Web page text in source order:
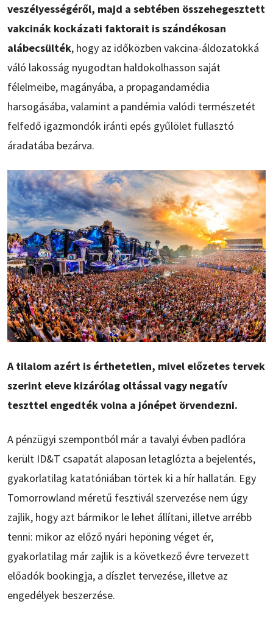
veszélyességéről, majd a sebtében összehegesztett
vakcinák kockázati faktorait is szándékosan
alábecsülték, hogy az időközben vakcina-áldozatokká
váló lakosság nyugodtan haldokolhasson saját
félelmeibe, magányába, a propagandamédia
harsogásába, valamint a pandémia valódi természetét
felfedő igazmondók iránti epés gyűlölet fullasztó
áradatába bezárva.
A tilalom azért is érthetetlen, mivel előzetes tervek
szerint eleve kizárólag oltással vagy negatív
teszttel engedték volna a jónépet örvendezni.
A pénzügyi szempontból már a tavalyi évben padlóra
került ID&T csapatát alaposan letaglózta a bejelentés,
gyakorlatilag katatóniában törtek ki a hír hallatán. Egy
Tomorrowland méretű fesztivál szervezése nem úgy
zajlik, hogy azt bármikor le lehet állítani, illetve arrébb
tenni: mikor az előző nyári hepöning véget ér,
gyakorlatilag már zajlik is a következő évre tervezett
előadók bookingja, a díszlet tervezése, illetve az
engedélyek beszerzése.